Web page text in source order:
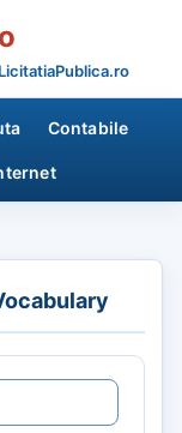
Contabile